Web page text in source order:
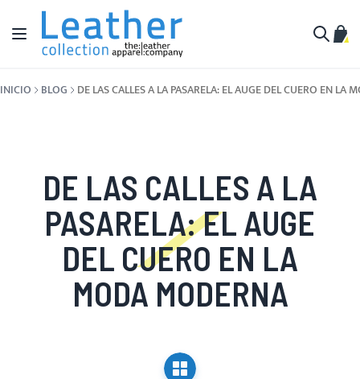
Ir al contenido
Toggle Nav
Mi
INICIO BLOG DE LAS CALLES A LA PASARELA: EL AUGE DEL CUERO EN LA
DE LAS CALLES A LA
PASARELA: EL AUGE
DEL CUERO EN LA
MODA MODERNA